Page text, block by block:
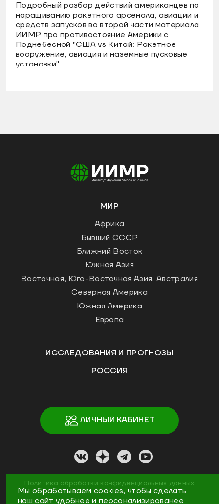
Подробный разбор действий американцев по
наращиванию ракетного арсенала, авиации и
средств запусков во второй части материала
ИИМР про противостояние Америки с
Поднебесной "США vs Китай: Ракетное
вооружение, авиация и наземные пусковые
установки".
МИР
Африка
Бывший СССР
Ближний Восток
Южная Азия
Восточная, Юго-Восточная Азия, Австралия
Северная Америка
Южная Америка
Европа
ИССЛЕДОВАНИЯ И ПРОГНОЗЫ
РОССИЯ
ЛИЧНЫЙ КАБИНЕТ
Политика обработки конфиденциальных данных
Мы обрабатываем cookies, чтобы сделать
наш сайт удобнее и персонализированее